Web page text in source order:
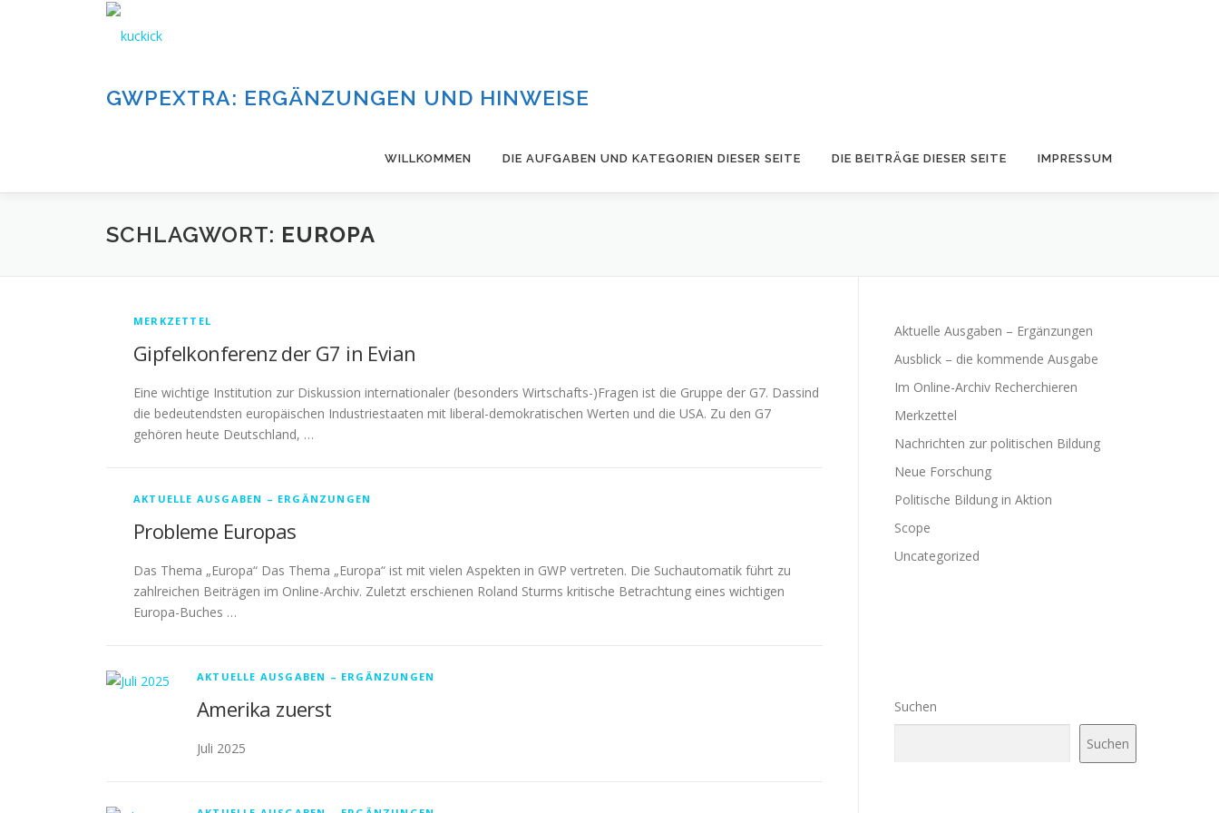
GWPEXTRA: ERGÄNZUNGEN UND HINWEISE
WILLKOMMEN DIE AUFGABEN UND KATEGORIEN DIESER SEITE DIE BEITRÄGE DIESER SEITE IMPRESSUM
SCHLAGWORT: EUROPA
MERKZETTEL
Gipfelkonferenz der G7 in Evian
Eine wichtige Institution zur Diskussion internationaler (besonders Wirtschafts-)Fragen ist die Gruppe der G7. Dassind
die bedeutendsten europäischen Industriestaaten mit liberal-demokratischen Werten und die USA. Zu den G7
gehören heute Deutschland, …
AKTUELLE AUSGABEN – ERGÄNZUNGEN
Probleme Europas
Das Thema „Europa“ Das Thema „Europa“ ist mit vielen Aspekten in GWP vertreten. Die Suchautomatik führt zu
zahlreichen Beiträgen im Online-Archiv. Zuletzt erschienen Roland Sturms kritische Betrachtung eines wichtigen
Europa-Buches …
AKTUELLE AUSGABEN – ERGÄNZUNGEN
Amerika zuerst
Juli 2025
Aktuelle Ausgaben – Ergänzungen
Ausblick – die kommende Ausgabe
Im Online-Archiv Recherchieren
Merkzettel
Nachrichten zur politischen Bildung
Neue Forschung
Politische Bildung in Aktion
Scope
Uncategorized
Suchen
Suchen